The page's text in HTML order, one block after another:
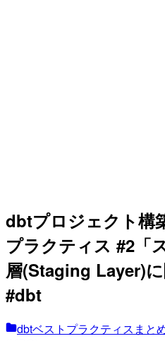
dbtプロジェクト構
プラクティス #2「
層(Staging Layer)に
#dbt
dbtベストプラクティスまと